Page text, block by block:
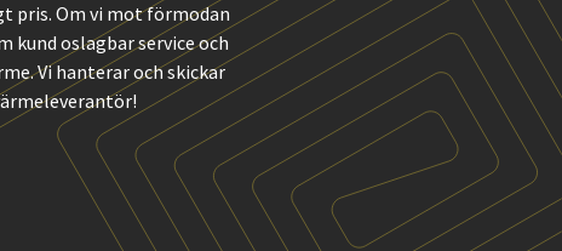
pris. Om vi mot förmodan
kund oslagbar service och
Vi hanterar och skickar